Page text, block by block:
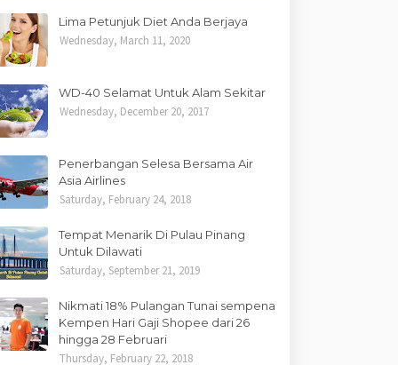
Lima Petunjuk Diet Anda Berjaya
Wednesday, March 11, 2020
WD-40 Selamat Untuk Alam Sekitar
Wednesday, December 20, 2017
Penerbangan Selesa Bersama Air
Asia Airlines
Saturday, February 24, 2018
Tempat Menarik Di Pulau Pinang
Untuk Dilawati
Saturday, September 21, 2019
Nikmati 18% Pulangan Tunai sempena
Kempen Hari Gaji Shopee dari 26
hingga 28 Februari
Thursday, February 22, 2018